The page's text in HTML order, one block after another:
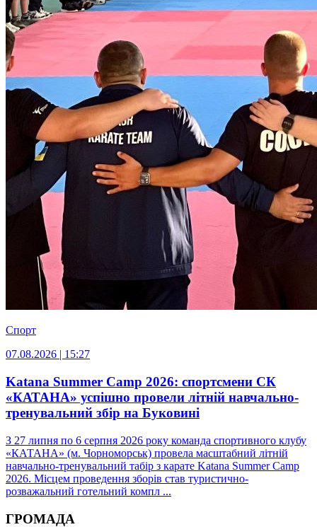
Спорт
07.08.2026 | 15:27
Katana Summer Camp 2026: спортсмени СК
«КАТАНА» успішно провели літній навчально-
тренувальний збір на Буковині
З 27 липня по 6 серпня 2026 року команда спортивного клубу
«КАТАНА» (м. Чорноморськ) провела масштабний літній
навчально-тренувальний табір з карате Katana Summer Camp
2026. Місцем проведення зборів став туристично-
розважальний готельний компл ...
ГРОМАДА